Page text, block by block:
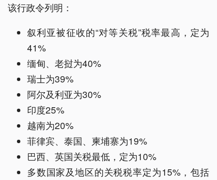
该行政令列明：
叙利亚被征收的“对等关税”税率最高，定为
41%
缅甸、老挝为40%
瑞士为39%
阿尔及利亚为30%
印度25%
越南为20%
菲律宾、泰国、柬埔寨为19%
巴西、英国关税最低，定为10%
多数国家及地区的关税税率定为15%，包括